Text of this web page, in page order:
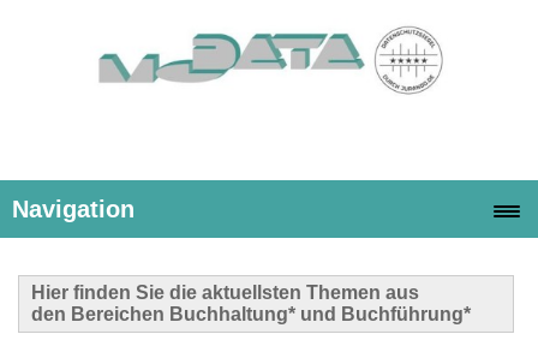
Navigation
Hier finden Sie die aktuellsten Themen aus
den Bereichen Buchhaltung* und Buchführung*